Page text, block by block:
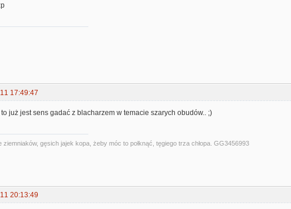
17:49:47
to już jest sens gadać z blacharzem w temacie szarych obudów.. ;)
ziemniaków, gęsich jajek kopa, żeby móc to połknąć, tęgiego trza chłopa. GG3456993
20:13:49